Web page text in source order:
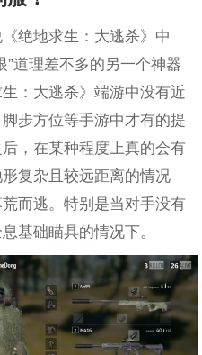
绝地求生：大逃杀》中
”道理差不多的另一个神器
：大逃杀》端游中没有近
步方位等手游中才有的提
，在某种程度上真的会有
复杂且较远距离的情况
而逃。特别是当对手没有
基础瞄具的情况下。